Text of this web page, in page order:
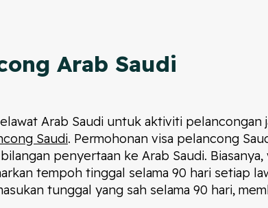
Arab Saudi
Arab Saudi untuk aktiviti
Saudi. Permohonan visa pelancong
penyertaan ke Arab Saudi.
tempoh tinggal selama 90 hari setiap
tunggal yang sah selama 90 hari,